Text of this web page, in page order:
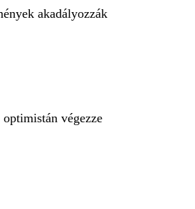
akadályozzák
végezze